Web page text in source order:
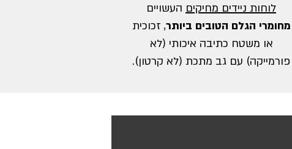
לוחות ניידים מחיקים העשויים
מחומרי הגלם הטובים ביותר, זכוכית
או משטח כתיבה איכותי (לא
פורמייקה) עם גב מתכת (לא קרטון).